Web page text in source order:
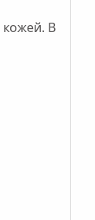
кожей. В